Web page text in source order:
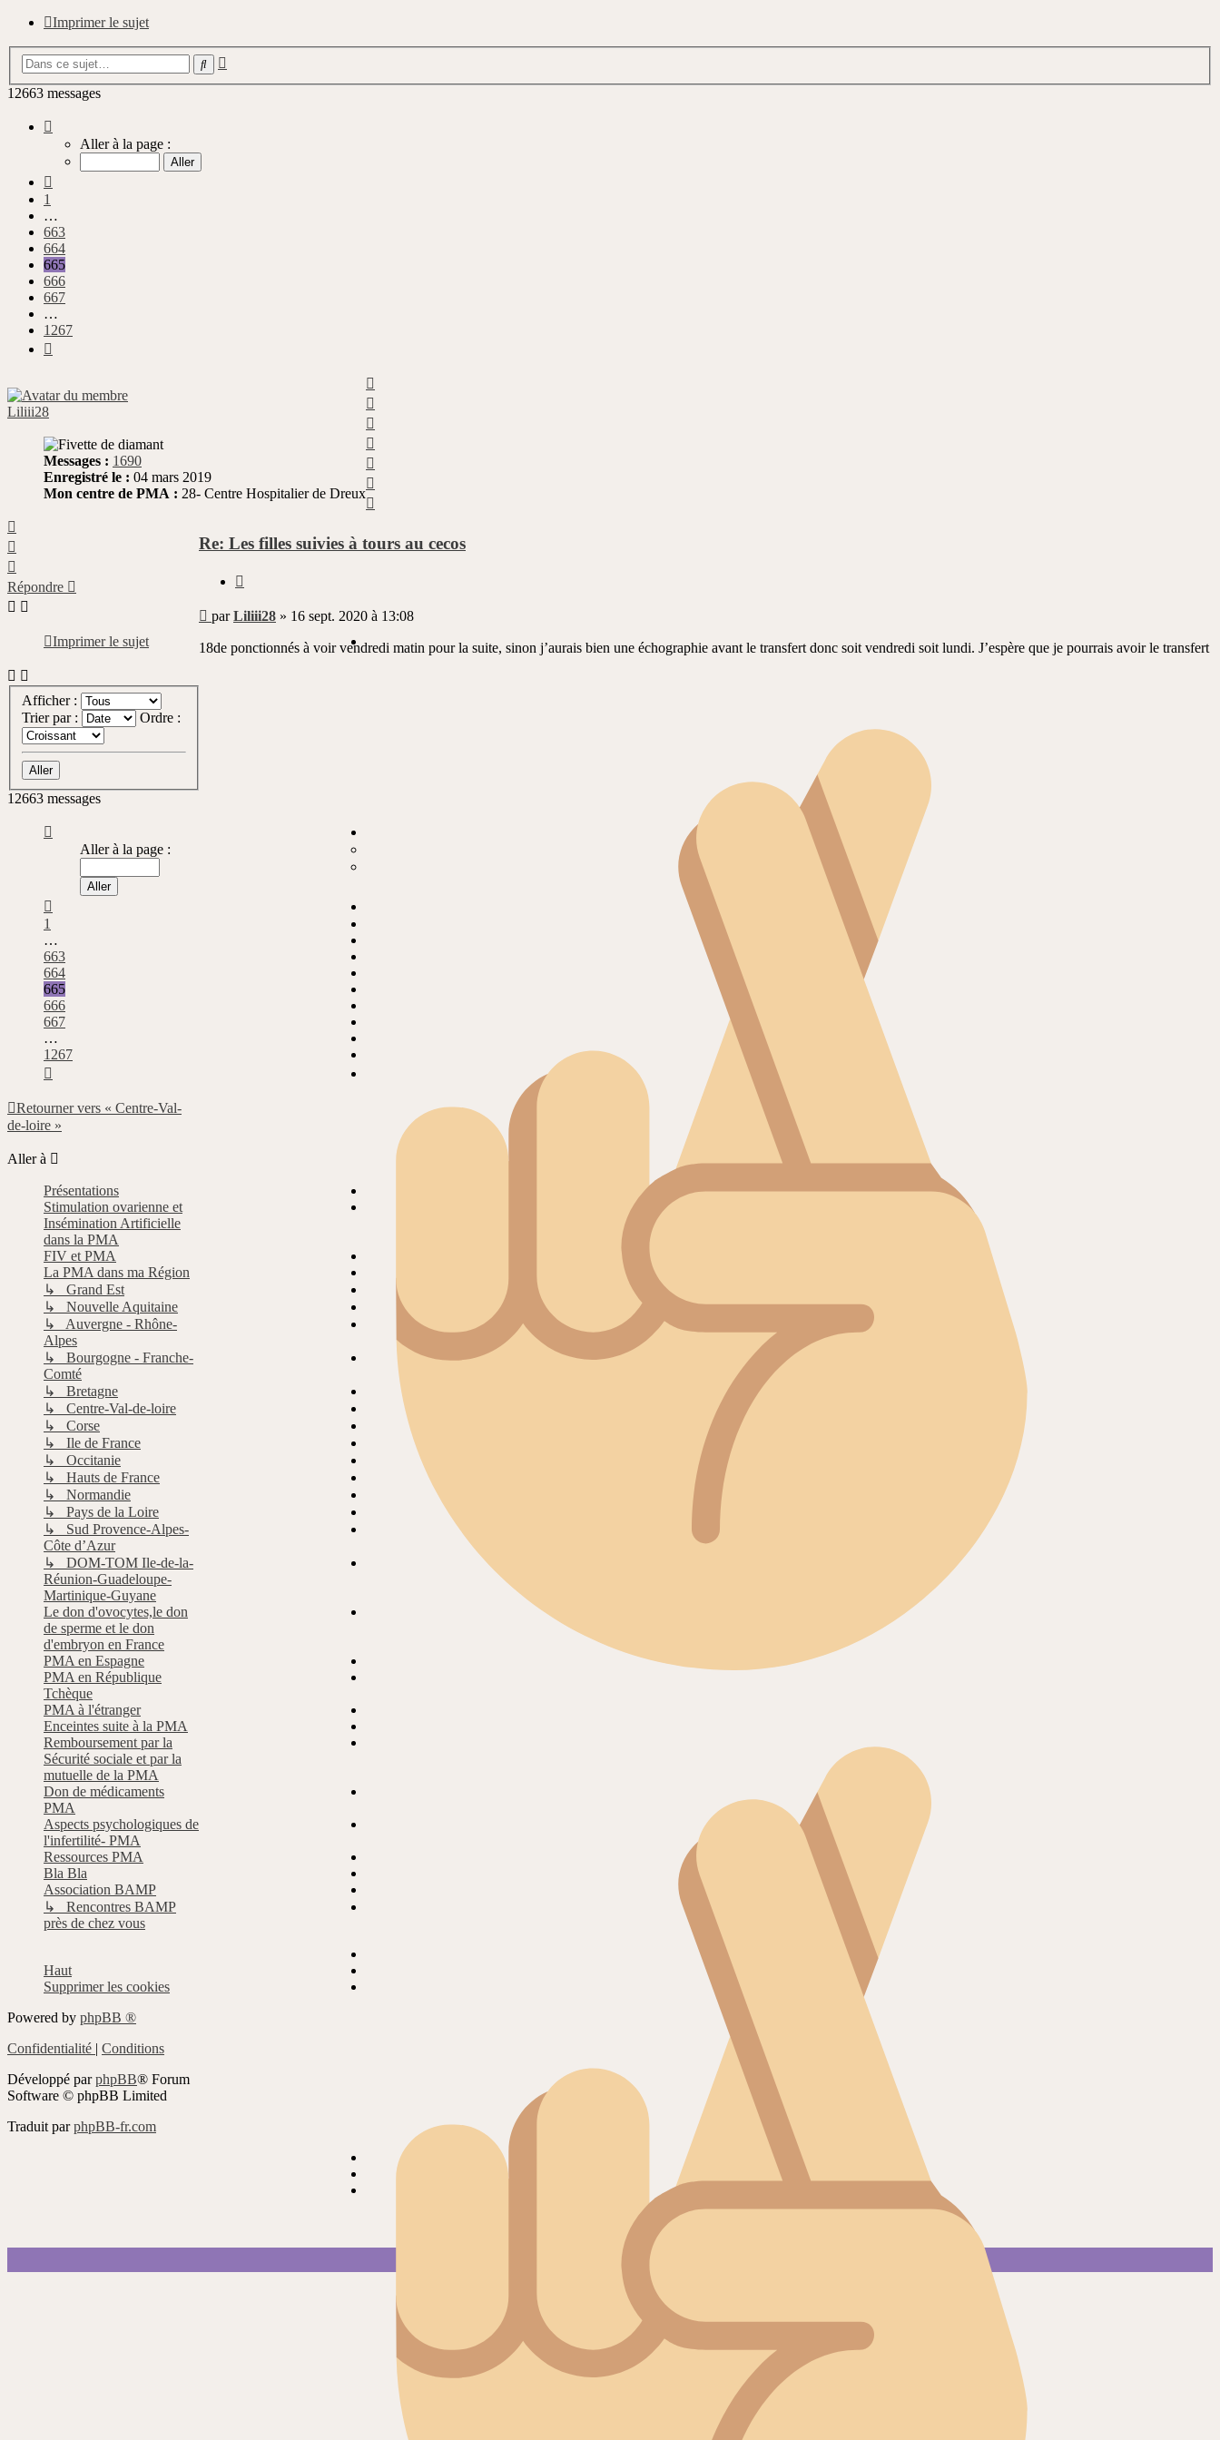
Imprimer le sujet
Rechercher
12663 messages
665
sur
1267
Aller à la page :
1
…
663
664
665
666
667
…
1267
Liliii28
Messages : 1690
Enregistré le : 04 mars 2019
Mon centre de PMA : 28- Centre Hospitalier de Dreux
Re: Les filles suivies à tours au cecos
Message
non
lu
parLiliii28 » 16 sept. 2020 à 13:08
18de ponctionnés à voir vendredi matin pour la suite, sinon j’aurais bien une échographie avant le transfert donc soit vendredi soit lundi. J’espère que je pourrais avoir le transfert
Répondre
Imprimer le sujet
Afficher :
Trier par :
Ordre :
12663 messages
1267
Aller à la page :
1
…
663
664
665
666
667
…
1267
Retourner vers « Centre-Val-
de-loire »
Aller à
Présentations
Stimulation ovarienne et
Insémination Artificielle
dans la PMA
FIV et PMA
La PMA dans ma Région
↳ Grand Est
↳ Nouvelle Aquitaine
↳ Auvergne - Rhône-
Alpes
↳ Bourgogne - Franche-
Comté
↳ Bretagne
↳ Centre-Val-de-loire
↳ Corse
↳ Ile de France
↳ Occitanie
↳ Hauts de France
↳ Normandie
↳ Pays de la Loire
↳ Sud Provence-Alpes-
Côte d’Azur
↳ DOM-TOM Ile-de-la-
Réunion-Guadeloupe-
Martinique-Guyane
Le don d'ovocytes,le don
de sperme et le don
d'embryon en France
PMA en Espagne
PMA en République
Tchèque
PMA à l'étranger
Enceintes suite à la PMA
Remboursement par la
Sécurité sociale et par la
mutuelle de la PMA
Don de médicaments
PMA
Aspects psychologiques de
l'infertilité- PMA
Ressources PMA
Bla Bla
Association BAMP
↳ Rencontres BAMP
près de chez vous
Haut
Supprimer les cookies
Powered by phpBB ®
Confidentialité | Conditions
Développé parphpBB® Forum
Software © phpBB Limited
Traduit parphpBB-fr.com